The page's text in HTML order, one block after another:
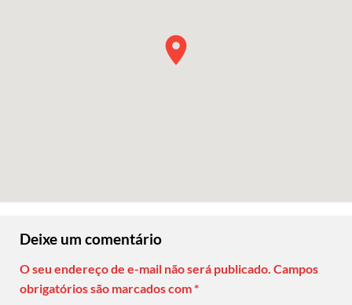
Deixe um comentário
O seu endereço de e-mail não será publicado. Campos
obrigatórios são marcados com*